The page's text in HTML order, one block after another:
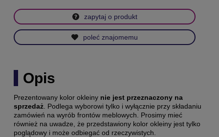
zapytaj o produkt
poleć znajomemu
Opis
Prezentowany kolor okleiny nie jest przeznaczony na
sprzedaż . Podlega wyborowi tylko i wyłącznie przy składaniu
zamówień na wyrób frontów meblowych. Prosimy mieć
również na uwadze, że przedstawiony kolor okleiny jest tylko
poglądowy i może odbiegać od rzeczywistych.